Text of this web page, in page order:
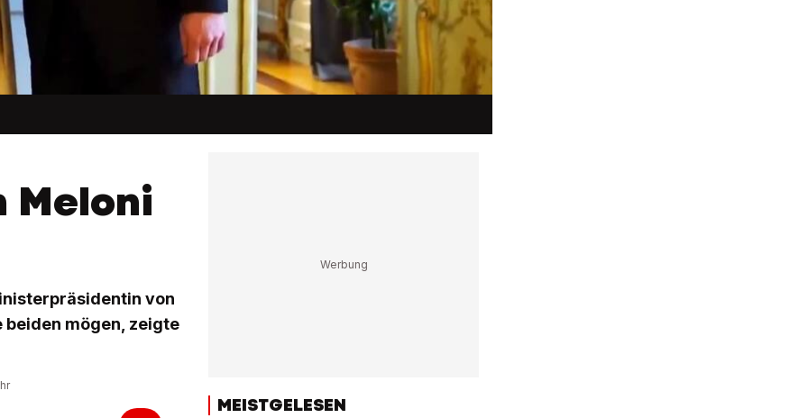
Meloni
von
mögen, zeigte
MEISTGELESEN